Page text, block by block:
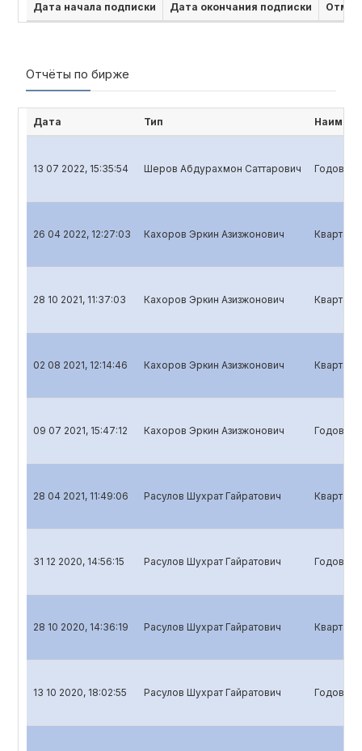
Дата начала подписки Дата окончания подписки
Отчёты по бирже
Дата Тип
13 07 2022, 15:35:54 Шеров Абдурахмон Саттарович Годовой
26 04 2022, 12:27:03 Кахоров Эркин Азизжонович
28 10 2021, 11:37:03 Кахоров Эркин Азизжонович
02 08 2021, 12:14:46 Кахоров Эркин Азизжонович
09 07 2021, 15:47:12 Кахоров Эркин Азизжонович Годовой
28 04 2021, 11:49:06 Расулов Шухрат Гайратович
31 12 2020, 14:56:15 Расулов Шухрат Гайратович Годовой
28 10 2020, 14:36:19 Расулов Шухрат Гайратович
13 10 2020, 18:02:55 Расулов Шухрат Гайратович Годовой